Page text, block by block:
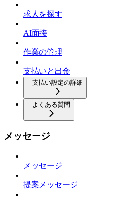
求人を探す
AI面接
作業の管理
支払いと出金
支払い設定の詳細
よくある質問
メッセージ
メッセージ
提案メッセージ